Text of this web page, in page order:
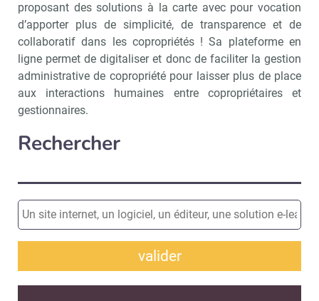
proposant des solutions à la carte avec pour vocation
d’apporter plus de simplicité, de transparence et de
collaboratif dans les copropriétés ! Sa plateforme en
ligne permet de digitaliser et donc de faciliter la gestion
administrative de copropriété pour laisser plus de place
aux interactions humaines entre copropriétaires et
gestionnaires.
Rechercher
valider